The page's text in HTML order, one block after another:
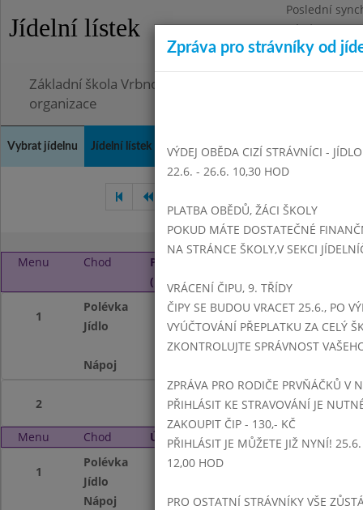
Jídelní lístek
Poslední
Pátek
Omezení
Základní škola Vrbno pod Pradědem, okres Bruntál,
organizace
Vybrat jídelnu Jídelní lístek Historie Kontakty a informace
Menu Chod
Pondělí 2. 10. 2023
(11:15 - 14:00)
1
Polévka
květáková ,
Jídlo
masové koule,
těstoviny
Nápoj
2
Menu Chod Úterý 3. 10. 2023 (11:15 - 14:00)
1
Polévka
Jídlo
Nápoj
kakao, nápojový
Zpráva pro strávníky od
VÝDEJ OBĚDA CIZÍ STRÁVNÍCI -
22.6. - 26.6. 10,30 HOD
PLATBA OBĚDŮ, ŽÁCI ŠKOLY
POKUD MÁTE DOSTATEČNÉ
NA STRÁNCE ŠKOLY,V SEKCI
VRÁCENÍ ČIPU, 9. TŘÍDY
ČIPY SE BUDOU VRACET 25.6., PO
VYÚČTOVÁNÍ PŘEPLATKU ZA CELÝ
ZKONTROLUJTE SPRÁVNOST
ZPRÁVA PRO RODIČE PRVŇÁČKŮ V
PŘIHLÁSIT KE STRAVOVÁNÍ JE
ZAKOUPIT ČIP - 130,- KČ
PŘIHLÁSIT JE MŮŽETE JIŽ NYNÍ!
12,00 HOD
PRO OSTATNÍ STRÁVNÍKY VŠE